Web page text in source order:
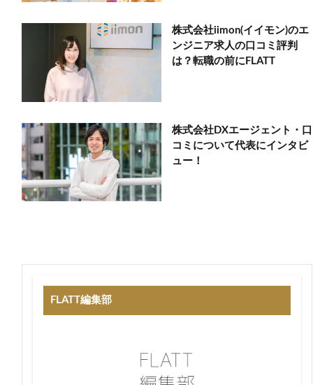
株式会社iimon(イイモン)のエ
ンジニア求人の口コミ評判
は？転職の前にFLATT
株式会社DXエージェント・口
コミについて代表にインタビ
ュー！
FLATT編集部